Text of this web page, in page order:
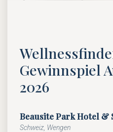
Gewinnspiel
2026
Beausite Park Hotel &
Schweiz, Wengen